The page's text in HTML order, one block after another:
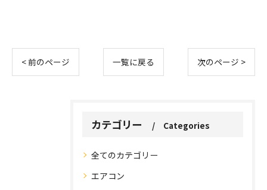
< 前のページ 一覧に戻る 次のページ >
カテゴリー Categories
全てのカテゴリー
エアコン